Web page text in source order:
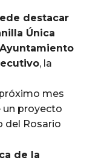
destacar
Única
, la
mes
un proyecto
del Rosario
de la